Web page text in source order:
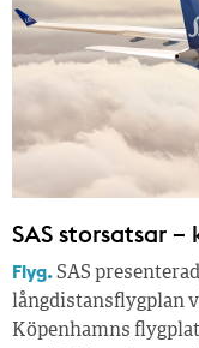
SAS storsatsar
Flyg.SAS
långdistansflygplan
Köpenhamns